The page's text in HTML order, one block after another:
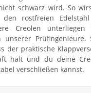
schwarz wird. So
rostfreien Edelstahl
Creolen unterliegen
unserer Prüfingenieure.
der praktische
hält und du deine
verschließen kannst.